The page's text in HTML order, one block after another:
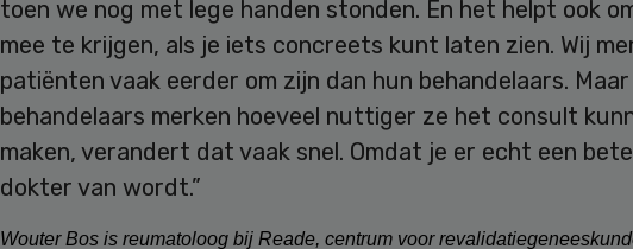
toen we nog met lege handen stonden. En het helpt ook
mee te krijgen, als je iets concreets kunt laten zien. Wij
patiënten vaak eerder om zijn dan hun behandelaars.
behandelaars merken hoeveel nuttiger ze het consult
maken, verandert dat vaak snel. Omdat je er echt een
dokter van wordt.”
Wouter Bos is reumatoloog bij Reade, centrum voor